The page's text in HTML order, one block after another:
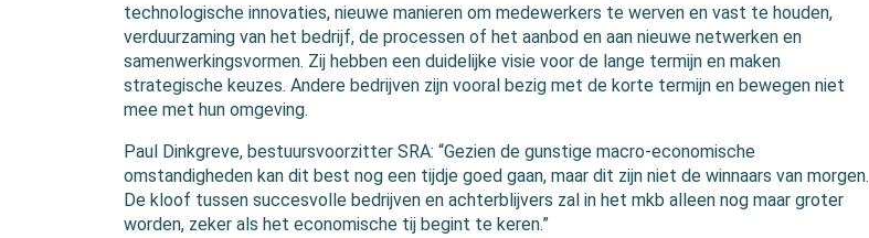
technologische innovaties, nieuwe manieren om medewerkers te werven en vast te houden,
verduurzaming van het bedrijf, de processen of het aanbod en aan nieuwe netwerken en
samenwerkingsvormen. Zij hebben een duidelijke visie voor de lange termijn en maken
strategische keuzes. Andere bedrijven zijn vooral bezig met de korte termijn en bewegen niet
mee met hun omgeving.
Paul Dinkgreve, bestuursvoorzitter SRA: “Gezien de gunstige macro-economische
omstandigheden kan dit best nog een tijdje goed gaan, maar dit zijn niet de winnaars van morgen.
De kloof tussen succesvolle bedrijven en achterblijvers zal in het mkb alleen nog maar groter
worden, zeker als het economische tij begint te keren.”